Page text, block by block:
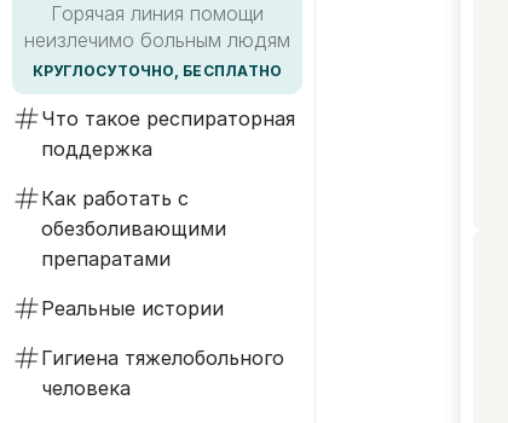
Горячая линия помощи
неизлечимо больным людям
КРУГЛОСУТОЧНО, БЕСПЛАТНО
Что такое респираторная
поддержка
Как работать с
обезболивающими
препаратами
Реальные истории
Гигиена тяжелобольного
человека